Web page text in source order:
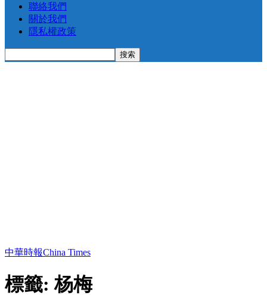
聯絡我們
關於我們
隱私權政策
中華時報China Times
標籤: 杨梅